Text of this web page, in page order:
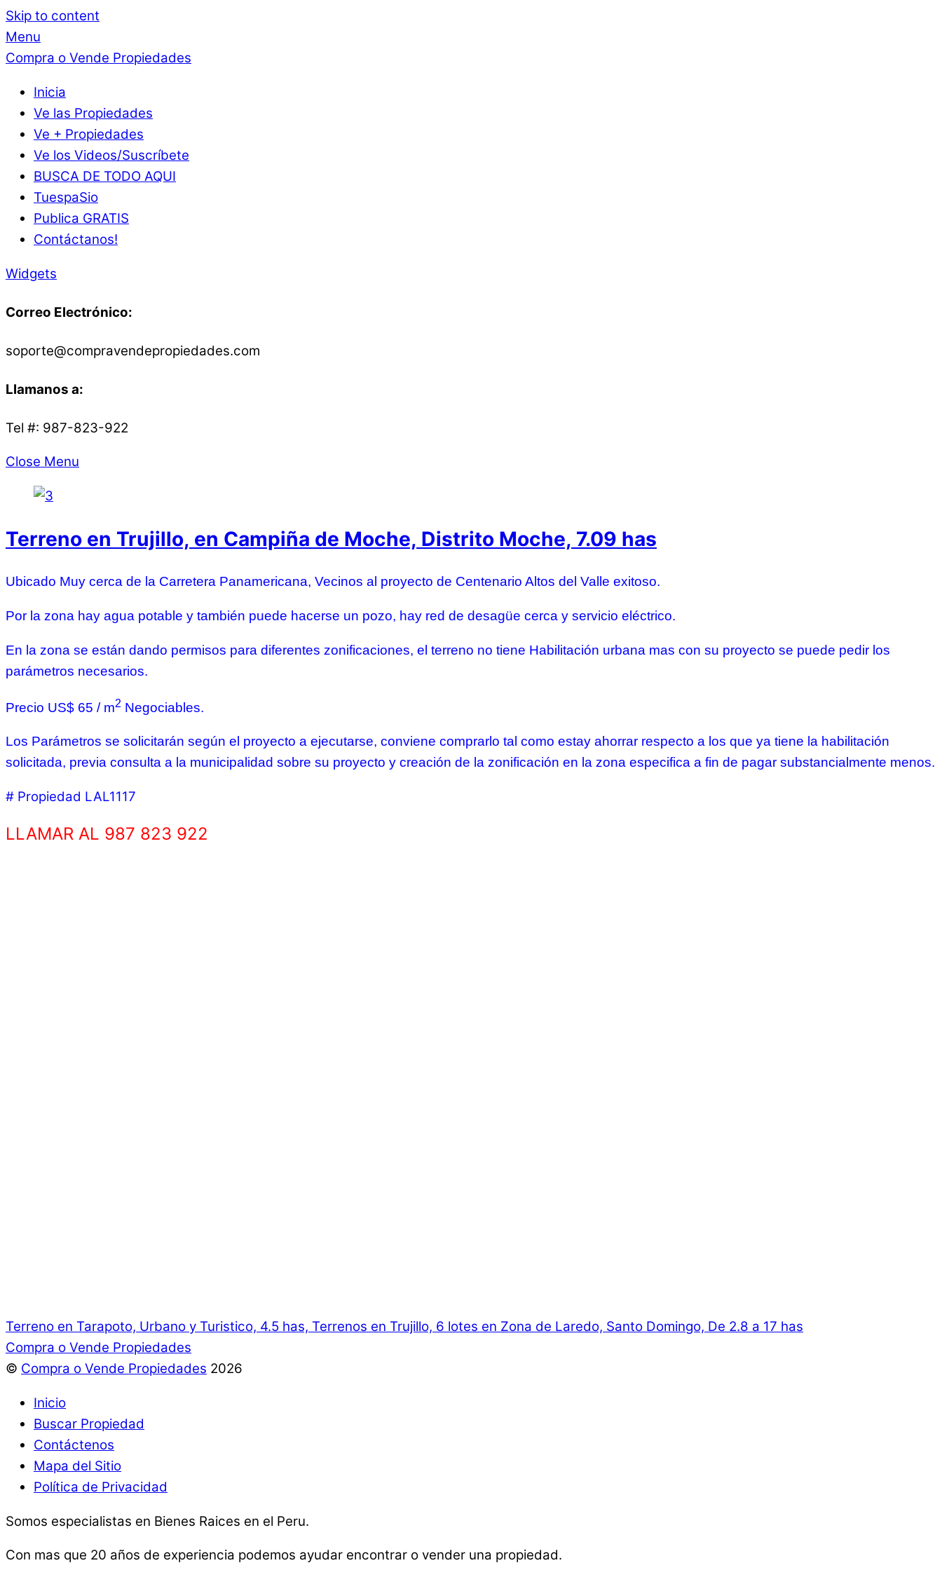
Skip to content
Menu
Compra o Vende Propiedades
Inicia
Ve las Propiedades
Ve + Propiedades
Ve los Videos/Suscríbete
BUSCA DE TODO AQUI
TuespaSio
Publica GRATIS
Contáctanos!
Widgets
Correo Electrónico:
soporte@compravendepropiedades.com
Llamanos a:
Tel #: 987-823-922
Close Menu
Terreno en Trujillo, en Campiña de Moche, Distrito Moche, 7.09 has
Ubicado Muy cerca de la Carretera Panamericana, Vecinos al proyecto de Centenario Altos del Valle exitoso.
Por la zona hay agua potable y también puede hacerse un pozo, hay red de desagüe cerca y servicio eléctrico.
En la zona se están dando permisos para diferentes zonificaciones, el terreno no tiene Habilitación urbana mas con su proyecto se puede pedir los
parámetros necesarios.
Precio US$ 65 / m2 Negociables.
Los Parámetros se solicitarán según el proyecto a ejecutarse, conviene comprarlo tal como estay ahorrar respecto a los que ya tiene la habilitación
solicitada, previa consulta a la municipalidad sobre su proyecto y creación de la zonificación en la zona especifica a fin de pagar substancialmente menos.
# Propiedad LAL1117
LLAMAR AL 987 823 922
Terreno en Tarapoto, Urbano y Turistico, 4.5 has, Terrenos en Trujillo, 6 lotes en Zona de Laredo, Santo Domingo, De 2.8 a 17 has
Compra o Vende Propiedades
© Compra o Vende Propiedades 2026
Inicio
Buscar Propiedad
Contáctenos
Mapa del Sitio
Política de Privacidad
Somos especialistas en Bienes Raices en el Peru.
Con mas que 20 años de experiencia podemos ayudar encontrar o vender una propiedad.